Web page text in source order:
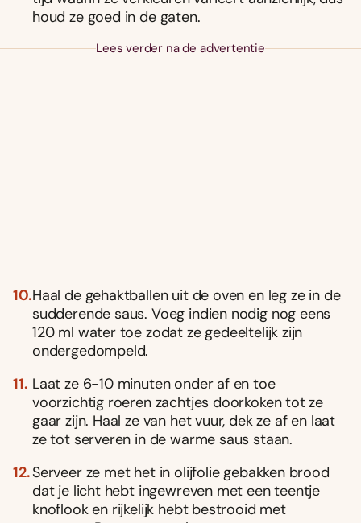
houd ze goed in de gaten.
Lees verder na de advertentie
Haal de gehaktballen uit de oven en leg ze in de
sudderende saus. Voeg indien nodig nog eens
120 ml water toe zodat ze gedeeltelijk zijn
ondergedompeld.
Laat ze 6-10 minuten onder af en toe
voorzichtig roeren zachtjes doorkoken tot ze
gaar zijn. Haal ze van het vuur, dek ze af en laat
ze tot serveren in de warme saus staan.
Serveer ze met het in olijfolie gebakken brood
dat je licht hebt ingewreven met een teentje
knoflook en rijkelijk hebt bestrooid met